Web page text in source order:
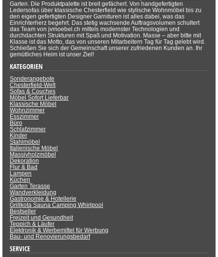
Garten. Die Produktpalette ist breit gefächert. Von handgefertigten
Ledersofas über klassische Chesterfield wie stylische Wohnmöbel bis zu
den eigen gefertigten Designer Garnituren ist alles dabei, was das
Einrichterherz begehrt. Das stetig wachsende Auftragsvolumen schultert
das Team von jvmoebel.ch mittels modernster Technologien und
durchdachten Strukturen mit Spaß und Motivation. Masse – aber bitte mit
Klasse ist das Motto, das von unseren Mitarbeitern Tag für Tag gelebt wird.
Schließen Sie sich der Gemeinschaft unserer zufriedenen Kunden an. Ihr
gemütliches Heim ist unser Ziel!
KATEGORIEN
Sonderangebote
Chesterfield-Welt
Sofas & Couches
Möbel Sofort Lieferbar
Klassische Möbel
Wohnzimmer
Esszimmer
Büro
Schlafzimmer
Kinder
Stahlmöbel
Italienische Möbel
Massivholzmöbel
Dekoration
Flur & Bad
Lampen
Küchen
Garten Terasse
Wandverkleidung
Gastronomie & Hotellerie
Grillkota Sauna Camping Whirlpool
Bestseller
Freizeit und Gesundheit
Teppich & Läufer
Elektronik & Werbemittel für Werbung
Bau- und Renovierungsbedarf
SERVICE